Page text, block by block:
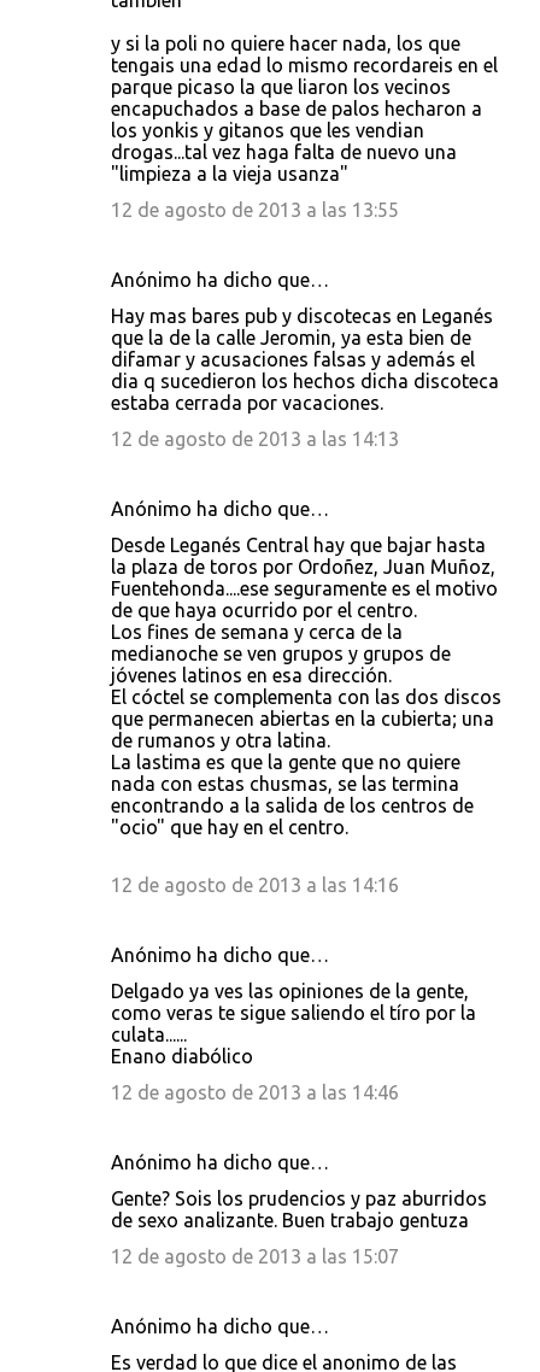
y si la poli no quiere hacer nada, los que
tengais una edad lo mismo recordareis en el
parque picaso la que liaron los vecinos
encapuchados a base de palos hecharon a
los yonkis y gitanos que les vendian
drogas...tal vez haga falta de nuevo una
"limpieza a la vieja usanza"
12 de agosto de 2013 a las 13:55
Anónimo ha dicho que…
Hay mas bares pub y discotecas en Leganés
que la de la calle Jeromin, ya esta bien de
difamar y acusaciones falsas y además el
dia q sucedieron los hechos dicha discoteca
estaba cerrada por vacaciones.
12 de agosto de 2013 a las 14:13
Anónimo ha dicho que…
Desde Leganés Central hay que bajar hasta
la plaza de toros por Ordoñez, Juan Muñoz,
Fuentehonda....ese seguramente es el motivo
de que haya ocurrido por el centro.
Los fines de semana y cerca de la
medianoche se ven grupos y grupos de
jóvenes latinos en esa dirección.
El cóctel se complementa con las dos discos
que permanecen abiertas en la cubierta; una
de rumanos y otra latina.
La lastima es que la gente que no quiere
nada con estas chusmas, se las termina
encontrando a la salida de los centros de
"ocio" que hay en el centro.
12 de agosto de 2013 a las 14:16
Anónimo ha dicho que…
Delgado ya ves las opiniones de la gente,
como veras te sigue saliendo el tíro por la
culata......
Enano diabólico
12 de agosto de 2013 a las 14:46
Anónimo ha dicho que…
Gente? Sois los prudencios y paz aburridos
de sexo analizante. Buen trabajo gentuza
12 de agosto de 2013 a las 15:07
Anónimo ha dicho que…
Es verdad lo que dice el anonimo de las